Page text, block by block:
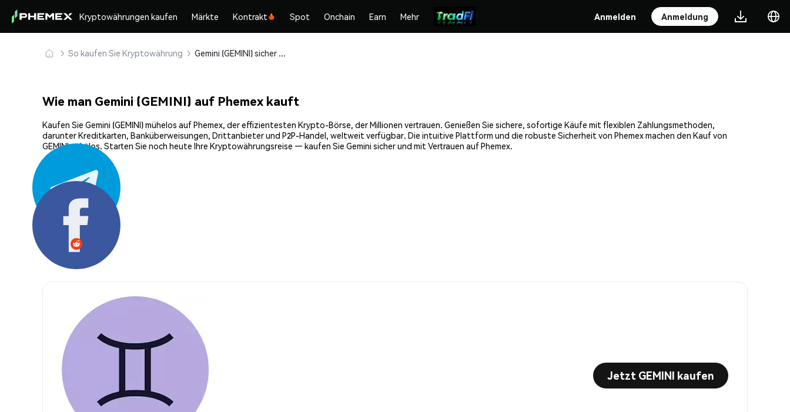
Kryptowährungen kaufen Märkte Kontrakt Spot Onchain Earn Mehr Anmelden Anmeldung
So kaufen Sie Kryptowährung Gemini (GEMINI) sicher kaufen und speichern
Wie man Gemini (GEMINI) auf Phemex kauft
Kaufen Sie Gemini (GEMINI) mühelos auf Phemex, der effizientesten Krypto-Börse, der Millionen vertrauen. Genießen Sie sichere, sofortige Käufe mit flexiblen Zahlungsmethoden,
darunter Kreditkarten, Banküberweisungen, Drittanbieter und P2P-Handel, weltweit verfügbar. Die intuitive Plattform und die robuste Sicherheit von Phemex machen den Kauf von
GEMINI nahtlos. Starten Sie noch heute Ihre Kryptowährungsreise — kaufen Sie Gemini sicher und mit Vertrauen auf Phemex.
Jetzt GEMINI kaufen